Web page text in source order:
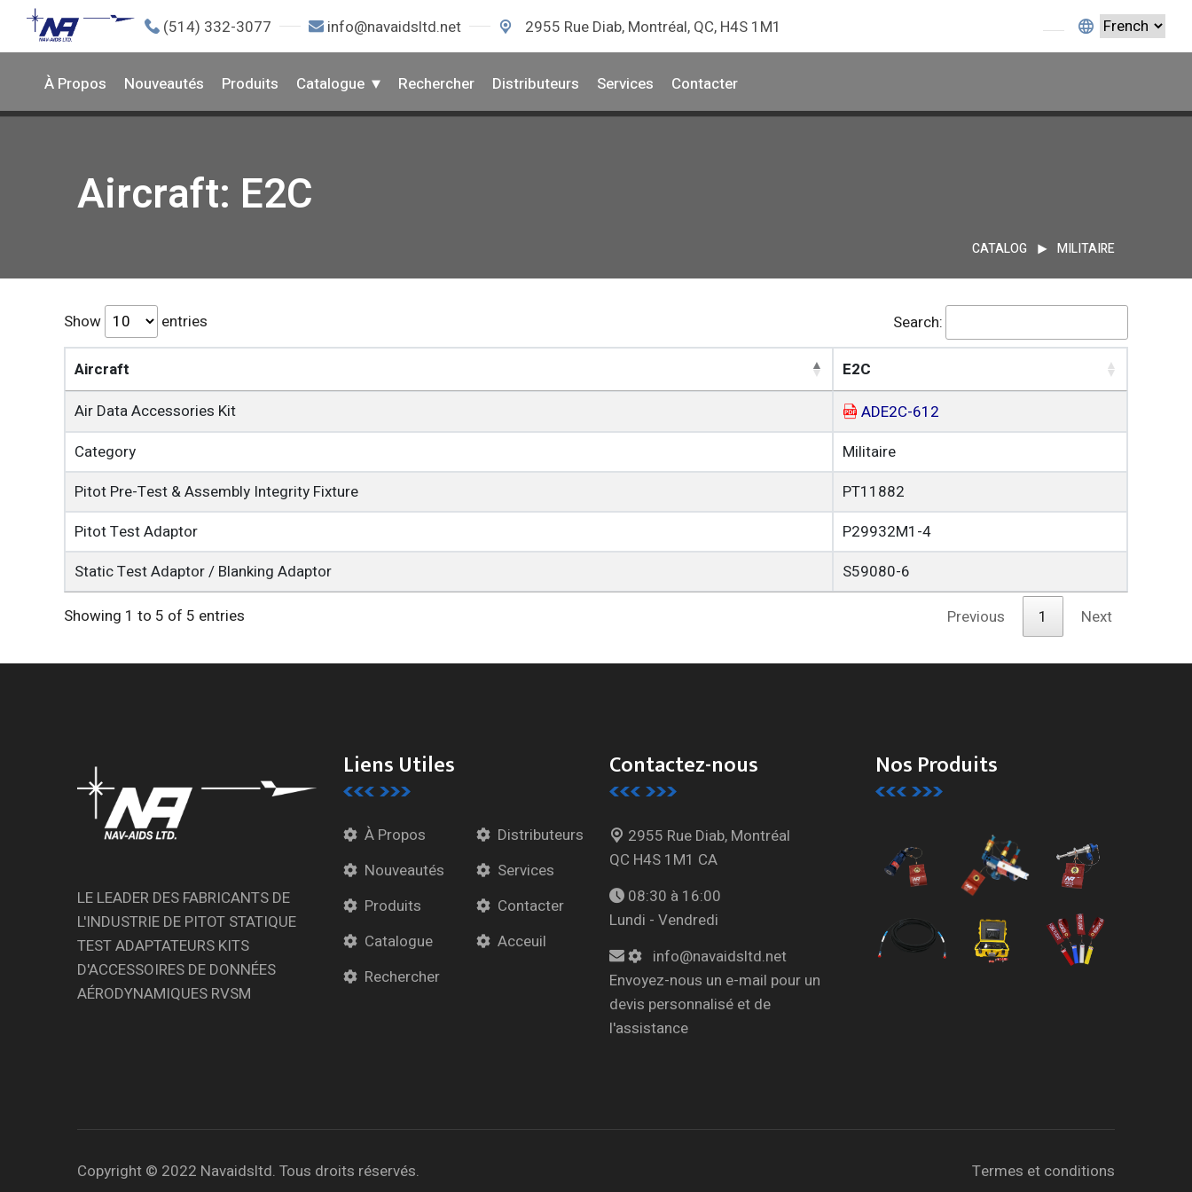
(514) 332-3077 info@navaidsltd.net 2955 Rue Diab, Montréal, QC, H4S 1M1
À Propos Nouveautés Produits Catalogue Rechercher Distributeurs Services Contacter
Aircraft: E2C
CATALOG MILITAIRE
Show entries Search:
Aircraft
E2C
Air Data Accessories Kit
ADE2C-612
Category
Militaire
Pitot Pre-Test & Assembly Integrity Fixture
PT11882
Pitot Test Adaptor
P29932M1-4
Static Test Adaptor / Blanking Adaptor
S59080-6
Showing 1 to 5 of 5 entries
Previous 1 Next
LE LEADER DES FABRICANTS DE
L'INDUSTRIE DE PITOT STATIQUE
TEST ADAPTATEURS KITS
D'ACCESSOIRES DE DONNÉES
AÉRODYNAMIQUES RVSM
Liens Utiles
À Propos
Nouveautés
Produits
Catalogue
Rechercher
Distributeurs
Services
Contacter
Acceuil
Contactez-nous
2955 Rue Diab, Montréal
QC H4S 1M1 CA
08:30 à 16:00
Lundi - Vendredi
info@navaidsltd.net
Envoyez-nous un e-mail pour un
devis personnalisé et de
l'assistance
Nos Produits
Copyright © 2022 Navaidsltd. Tous droits réservés. Termes et conditions